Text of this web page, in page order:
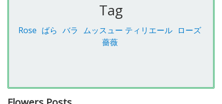
Tag
Rose ばら バラ ムッスュー ティリエール ローズ
薔薇